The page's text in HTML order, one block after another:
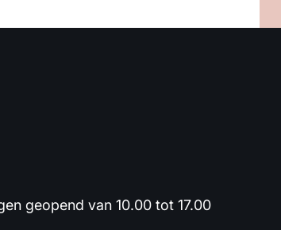
geopend van 10.00 tot 17.00